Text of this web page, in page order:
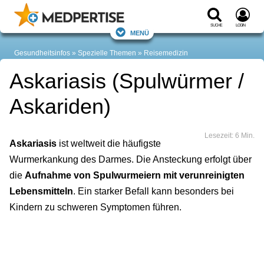
Suche Login
Menü
Gesundheitsinfos Spezielle Themen Reisemedizin
Askariasis (Spulwürmer /
Askariden)
Lesezeit: 6 Min.
Askariasis ist weltweit die häufigste
Wurmerkankung des Darmes. Die Ansteckung erfolgt über
die Aufnahme von Spulwurmeiern mit verunreinigten
Lebensmitteln. Ein starker Befall kann besonders bei
Kindern zu schweren Symptomen führen.